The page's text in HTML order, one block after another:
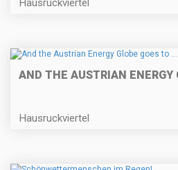
Hausruckviertel
AND THE AUSTRIAN ENERGY
Hausruckviertel